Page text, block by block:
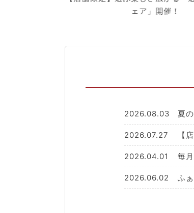
ェア」開催！
2026.08.03 夏
2026.07.27 【
2026.04.01 毎
2026.06.02 ふ